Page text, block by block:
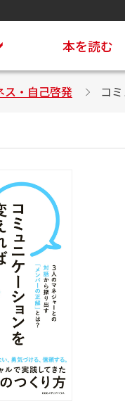
本を読む
ス・自己啓発 コ